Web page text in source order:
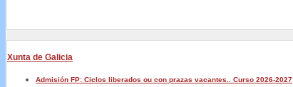
Xunta de Galicia
Admisión FP: Ciclos liberados ou con prazas vacantes.. Curso 2026-2027